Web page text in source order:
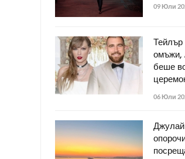
09 Юли
беше
06 Юли